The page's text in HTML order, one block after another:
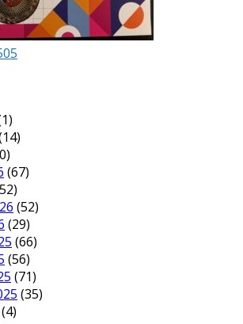
(67)
(52)
(29)
(66)
(56)
(71)
(35)
(4)